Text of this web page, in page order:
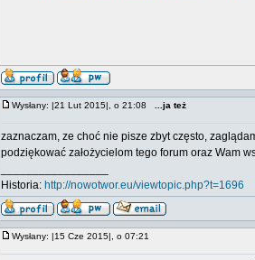
Wysłany: |21 Lut 2015|, o 21:08 ...ja też
zaznaczam, ze choć nie pisze zbyt często,
podziękować założycielom tego forum oraz Wam
Historia: http://nowotwor.eu/viewtopic.php?t=1696
Wysłany: |15 Cze 2015|, o 07:21